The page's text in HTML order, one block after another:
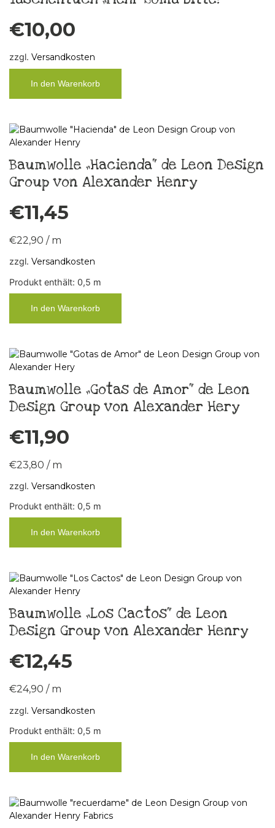
€10,00
zzgl. Versandkosten
In den Warenkorb
Baumwolle „Hacienda“ de Leon Design
Group von Alexander Henry
€11,45
€22,90 / m
zzgl. Versandkosten
Produkt enthält: 0,5 m
In den Warenkorb
Baumwolle „Gotas de Amor“ de Leon
Design Group von Alexander Hery
€11,90
€23,80 / m
zzgl. Versandkosten
Produkt enthält: 0,5 m
In den Warenkorb
Baumwolle „Los Cactos“ de Leon
Design Group von Alexander Henry
€12,45
€24,90 / m
zzgl. Versandkosten
Produkt enthält: 0,5 m
In den Warenkorb